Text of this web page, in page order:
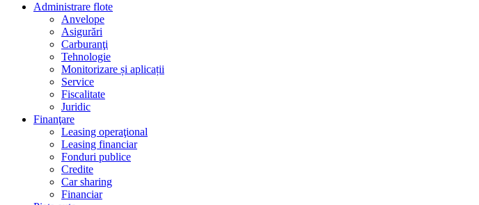
Administrare flote
Anvelope
Asigurări
Carburanţi
Tehnologie
Monitorizare și aplicații
Service
Fiscalitate
Juridic
Finanţare
Leasing operaţional
Leasing financiar
Fonduri publice
Credite
Car sharing
Financiar